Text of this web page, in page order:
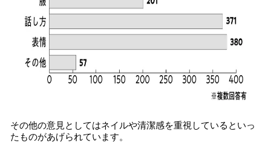
その他の意見としてはネイルや清潔感を重視しているといっ
たものがあげられています。